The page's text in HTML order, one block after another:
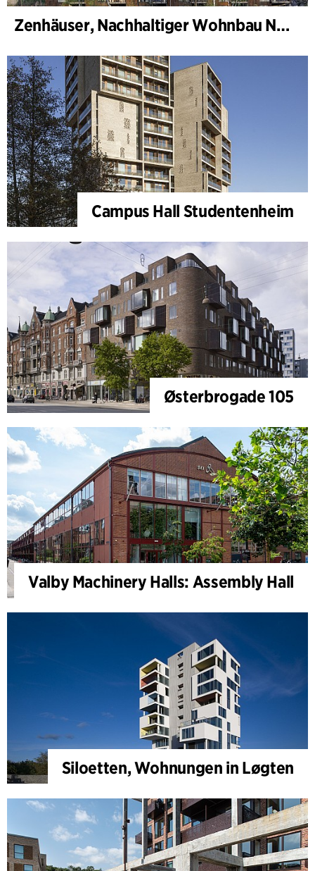
Zenhäuser, Nachhaltiger Wohnbau Norra Djurgårdsstaden
Campus Hall Studentenheim
Østerbrogade 105
Valby Machinery Halls: Assembly Hall
Siloetten, Wohnungen in Løgten